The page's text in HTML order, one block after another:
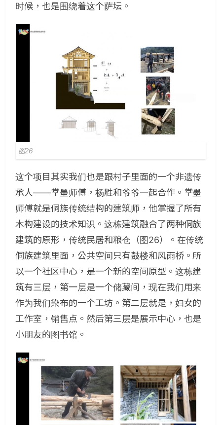
时候，也是围绕着这个萨坛。
图26
这个项目其实我们也是跟村子里面的一个非遗传
承人——掌墨师傅，杨胜和爷爷一起合作。掌墨
师傅就是侗族传统结构的建筑师，他掌握了所有
木构建设的技术知识。这栋建筑融合了两种侗族
建筑的原形，传统民居和粮仓（图26）。在传统
侗族建筑里面，公共空间只有鼓楼和风雨桥。所
以一个社区中心，是一个新的空间原型。这栋建
筑有三层，第一层是一个储藏间，现在我们用来
作为我们染布的一个工坊。第二层就是，妇女的
工作室，销售点。然后第三层是展示中心，也是
小朋友的图书馆。